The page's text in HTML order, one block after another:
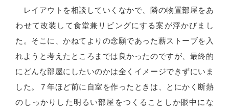
レイアウトを相談していくなかで、隣の物置部屋をあ
わせて改装して食堂兼リビングにする案が浮かびまし
た。そこに、かねてよりの念願であった薪ストーブを入
れようと考えたところまでは良かったのですが、最終的
にどんな部屋にしたいのかは全くイメージできずにいま
した。７年ほど前に自室を作ったときは、とにかく断熱
のしっかりした明るい部屋をつくることしか眼中にな